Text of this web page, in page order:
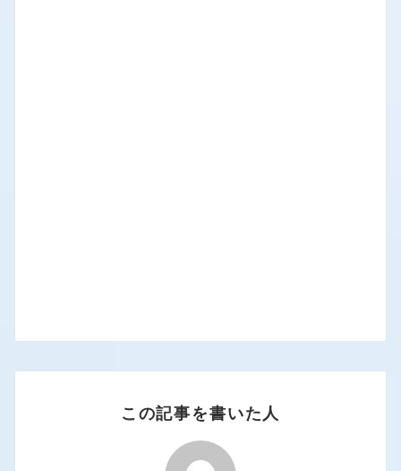
この記事を書いた人